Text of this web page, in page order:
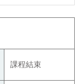
課程結束